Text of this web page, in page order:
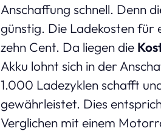
Anschaffung schnell. Denn
günstig. Die Ladekosten für
zehn Cent. Da liegen die
Akku lohnt sich in der
1.000 Ladezyklen schafft
gewährleistet. Dies
Verglichen mit einem